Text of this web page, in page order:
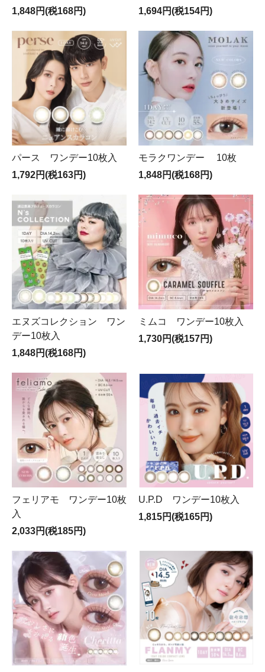
1,848円(税168円)
1,694円(税154円)
パース ワンデー10枚入
1,792円(税163円)
モラクワンデー 10枚
1,848円(税168円)
エヌズコレクション ワン
デー10枚入
1,848円(税168円)
ミムコ ワンデー10枚入
1,730円(税157円)
フェリアモ ワンデー10枚
入
2,033円(税185円)
U.P.D ワンデー10枚入
1,815円(税165円)